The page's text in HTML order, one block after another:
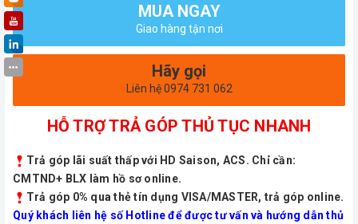
MUA NGAY
Giao hàng tận nơi
Hãy gọi
Liên hệ 0974 731 062
HỖ TRỢ TRẢ GÓP THỦ TỤC NHANH
Trả góp lãi suất thấp với HD Saison, ACS. Chỉ cần:
CMTND+ BLX làm hồ sơ online.
Trả góp 0% qua thẻ tín dụng VISA/MASTER, trả góp online.
Quý khách liên hệ số Hotline để được tư vấn và hướng dẫn thủ